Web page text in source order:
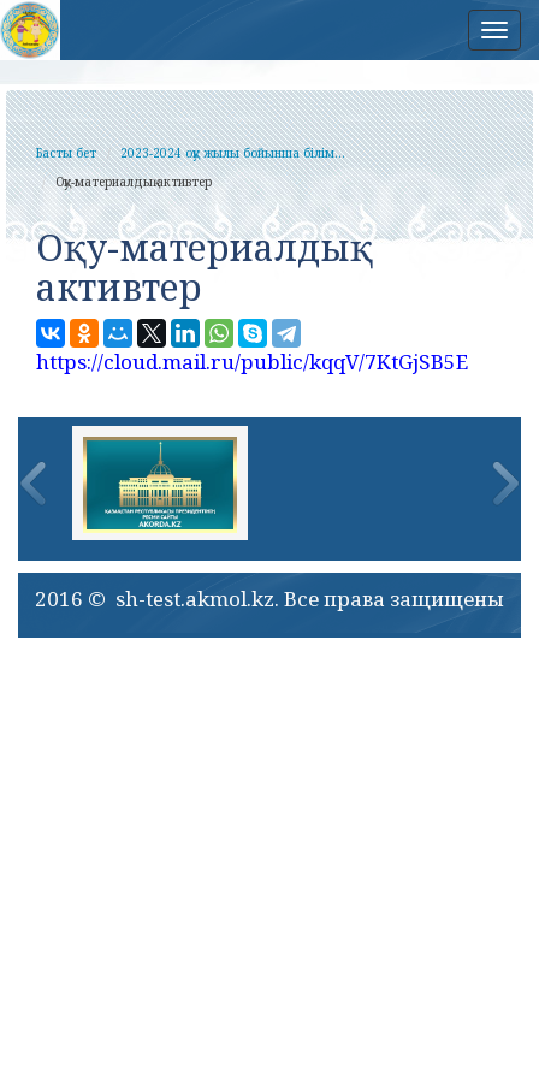
Басты бет
2023-2024 оқу жылы бойынша білім...
Оқу-материалдық активтер
Оқу-материалдық
активтер
https://cloud.mail.ru/public/kqqV/7KtGjSB5E
2016 © sh-test.akmol.kz. Все права защищены